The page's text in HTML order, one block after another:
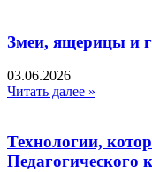
Змеи, ящерицы и
03.06.2026
Читать далее »
Технологии,